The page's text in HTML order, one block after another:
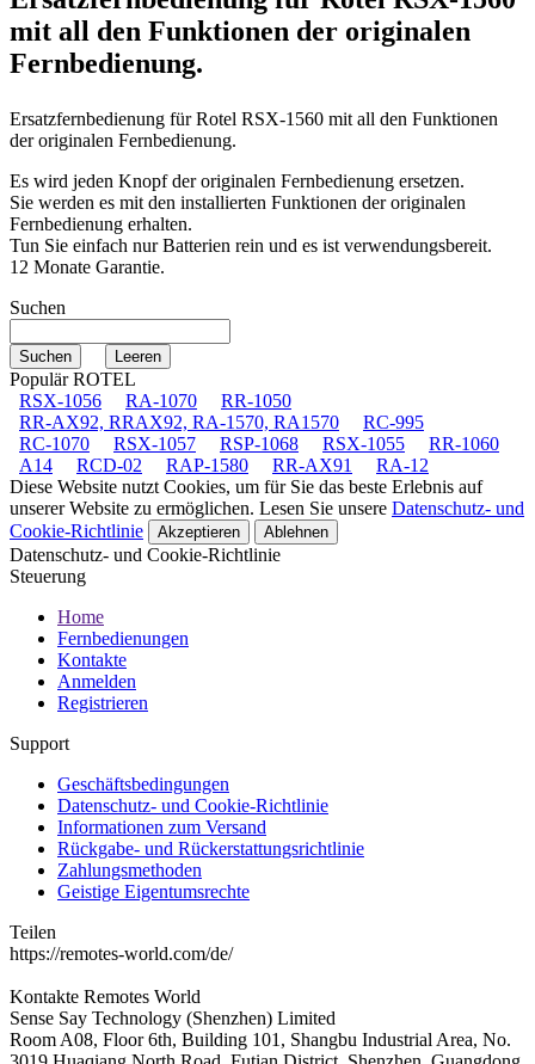
mit all den Funktionen der originalen
Fernbedienung.
Ersatzfernbedienung fürRotel RSX-1560 mit all den Funktionen
der originalen Fernbedienung.
Es wird jeden Knopf der originalen Fernbedienung ersetzen.
Sie werden es mit den installierten Funktionen der originalen
Fernbedienung erhalten.
Tun Sie einfach nur Batterien rein und es ist verwendungsbereit.
12 Monate Garantie.
Suchen
Populär ROTEL
RSX-1056
RA-1070
RR-1050
RR-AX92, RRAX92, RA-1570, RA1570
RC-995
RC-1070
RSX-1057 RSP-1068 RSX-1055
RR-1060
A14
RCD-02 RAP-1580 RR-AX91
RA-12
Diese Website nutzt Cookies, um für Sie das beste Erlebnis auf
unserer Website zu ermöglichen. Lesen Sie unsere Datenschutz- und
Cookie-Richtlinie
Akzeptieren Ablehnen
Datenschutz- und Cookie-Richtlinie
Steuerung
Home
Fernbedienungen
Kontakte
Anmelden
Registrieren
Support
Geschäftsbedingungen
Datenschutz- und Cookie-Richtlinie
Informationen zum Versand
Rückgabe- und Rückerstattungsrichtlinie
Zahlungsmethoden
Geistige Eigentumsrechte
Teilen
https://remotes-world.com/de/
Kontakte Remotes World
Sense Say Technology (Shenzhen) Limited
Room A08, Floor 6th, Building 101, Shangbu Industrial Area, No.